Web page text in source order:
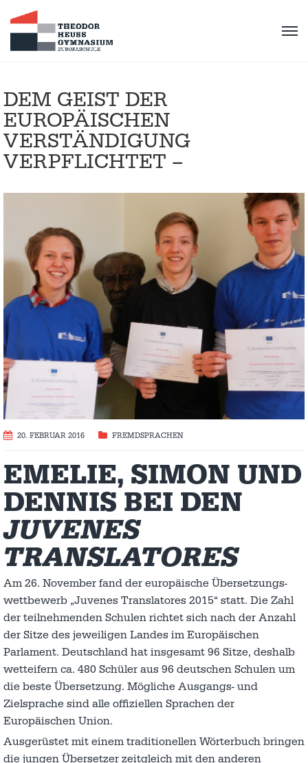
DEM GEIST DER
EUROPÄISCHEN
VERSTÄNDIGUNG
VERPFLICHTET –
20. FEBRUAR 2016 FREMDSPRACHEN
EMELIE, SIMON UND
DENNIS BEI DEN
JUVENES
TRANSLATORES
Am 26. November fand der europäische Über­set­zungs­
wettbewerb „Juvenes Translatores 2015“ statt. Die Zahl
der teilnehmenden Schulen richtet sich nach der Anzahl
der Sitze des jeweiligen Landes im Europäischen
Parlament. Deutschland hat insgesamt 96 Sitze, deshalb
wetteifern ca. 480 Schüler aus 96 deutschen Schulen um
die beste Übersetzung. Mögliche Ausgangs- und
Zielsprache sind alle offiziellen Sprachen der
Europäischen Union.
Ausgerüstet mit einem traditionellen Wörterbuch bringen
die jungen Übersetzer zeitgleich mit den anderen